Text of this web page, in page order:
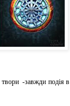
твори -завжди подія в